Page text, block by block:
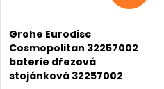
p
r
p
r
Grohe Eurodisc
Cosmopolitan 32257002
baterie dřezová
stojánková 32257002